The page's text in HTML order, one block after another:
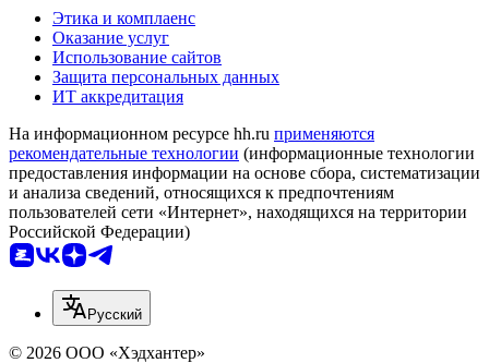
Этика и комплаенс
Оказание услуг
Использование сайтов
Защита персональных данных
ИТ аккредитация
На информационном ресурсе hh.ru применяются
рекомендательные технологии (информационные технологии
предоставления информации на основе сбора, систематизации
и анализа сведений, относящихся к предпочтениям
пользователей сети «Интернет», находящихся на территории
Российской Федерации)
Русский
© 2026 ООО «Хэдхантер»